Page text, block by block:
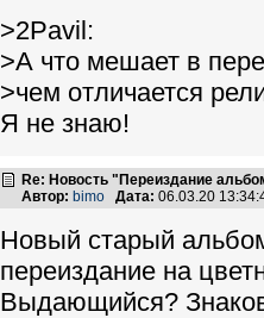
>2Pavil:
>А что мешает в
>чем отличается
Я не знаю!
Re: Новость "Переиздание
Автор: bimo Дата: 06.03.20
Новый старый
переиздание на
Выдающийся?